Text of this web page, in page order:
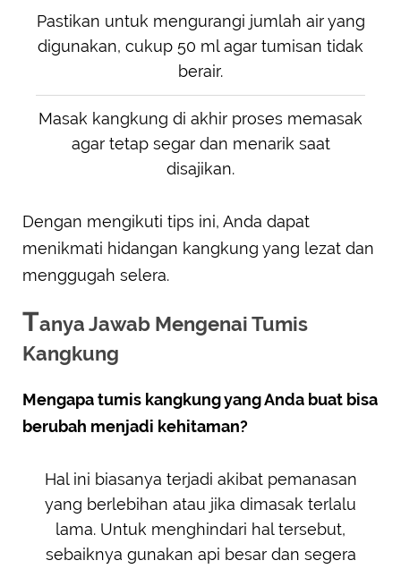
Pastikan untuk mengurangi jumlah air yang
digunakan, cukup 50 ml agar tumisan tidak
berair.
Masak kangkung di akhir proses memasak
agar tetap segar dan menarik saat
disajikan.
Dengan mengikuti tips ini, Anda dapat
menikmati hidangan kangkung yang lezat dan
menggugah selera.
Tanya Jawab Mengenai Tumis
Kangkung
Mengapa tumis kangkung yang Anda buat bisa
berubah menjadi kehitaman?
Hal ini biasanya terjadi akibat pemanasan
yang berlebihan atau jika dimasak terlalu
lama. Untuk menghindari hal tersebut,
sebaiknya gunakan api besar dan segera